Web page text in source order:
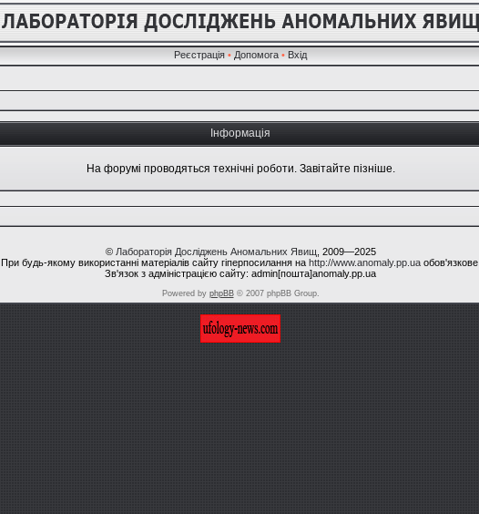
Реєстрація • Допомога • Вхід
Інформація
На форумі проводяться технічні роботи. Завітайте пізніше.
© Лабораторія Досліджень Аномальних Явищ , 2009—2025
При будь-якому використанні матеріалів сайту гіперпосилання на http://www.anomaly.pp.uaобов'язкове.
Зв'язок з адміністрацією сайту: admin[пошта]anomaly.pp.ua
Powered by phpBB© 2007 phpBB Group.